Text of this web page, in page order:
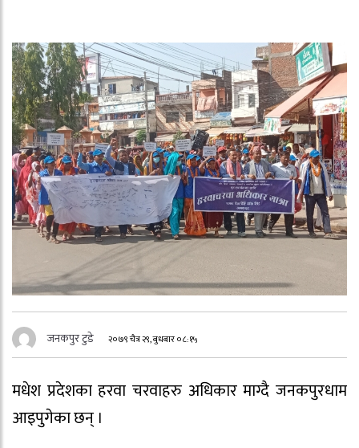
जनकपुर टुडे २०७९ चैत्र २९, बुधबार ०८:१५
मधेश प्रदेशका हरवा चरवाहरु अधिकार माग्दै जनकपुरधाम
आइपुगेका छन् ।